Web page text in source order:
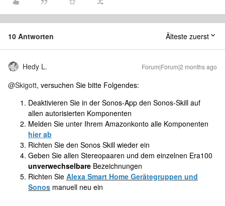
10 Antworten Älteste zuerst
Hedy L. Forum|Forum|2 months ago
@Skigott, versuchen Sie bitte Folgendes:
Deaktivieren Sie in der Sonos-App den Sonos-Skill auf
allen autorisierten Komponenten
Melden Sie unter Ihrem Amazonkonto alle Komponenten
hier ab
Richten Sie den Sonos Skill wieder ein
Geben Sie allen Stereopaaren und dem einzelnen Era100
unverwechselbare Bezeichnungen
Richten Sie Alexa Smart Home Gerätegruppen und
Sonos manuell neu ein